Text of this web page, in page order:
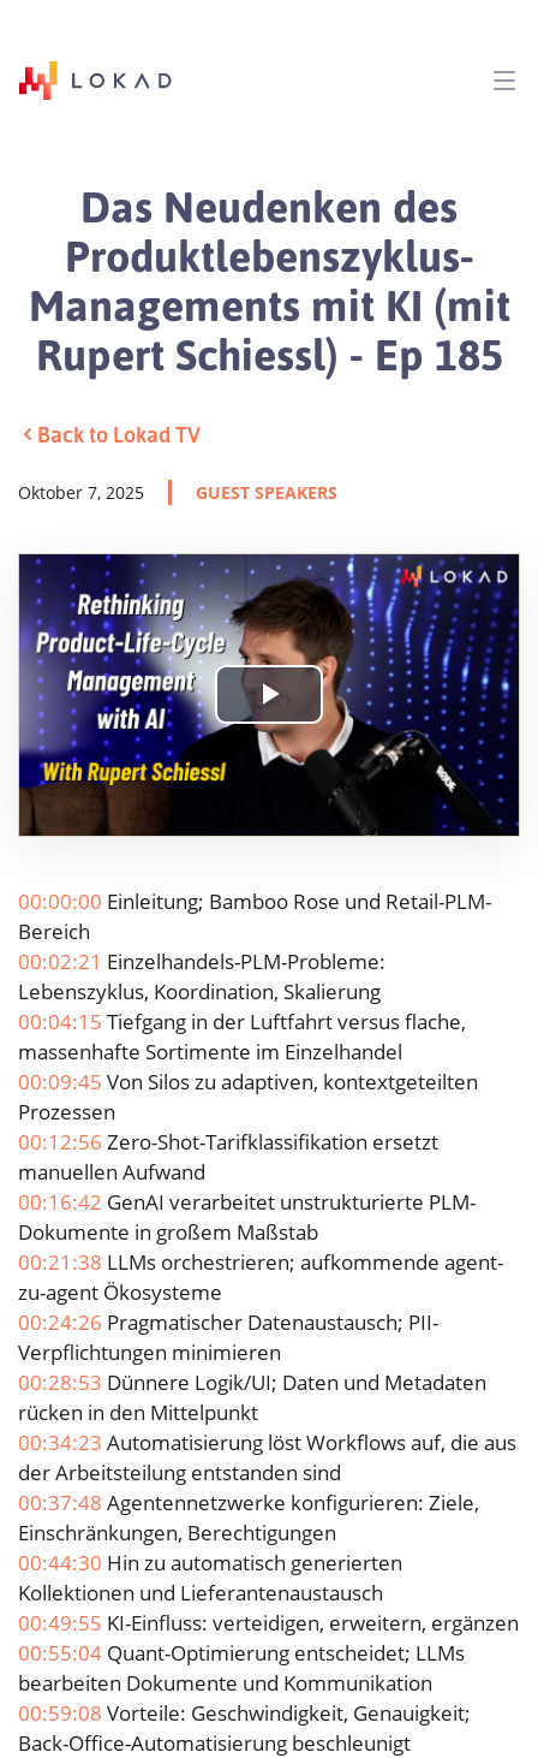
Das Neudenken des
Produktlebenszyklus-
Managements mit KI (mit
Rupert Schiessl) - Ep 185
Back to Lokad TV
Oktober 7, 2025 GUEST SPEAKERS
Play
Video
00:00:00 Einleitung; Bamboo Rose und Retail-PLM-
Bereich
00:02:21 Einzelhandels-PLM-Probleme:
Lebenszyklus, Koordination, Skalierung
00:04:15 Tiefgang in der Luftfahrt versus flache,
massenhafte Sortimente im Einzelhandel
00:09:45 Von Silos zu adaptiven, kontextgeteilten
Prozessen
00:12:56 Zero-Shot-Tarifklassifikation ersetzt
manuellen Aufwand
00:16:42 GenAI verarbeitet unstrukturierte PLM-
Dokumente in großem Maßstab
00:21:38 LLMs orchestrieren; aufkommende agent-
zu-agent Ökosysteme
00:24:26 Pragmatischer Datenaustausch; PII-
Verpflichtungen minimieren
00:28:53 Dünnere Logik/UI; Daten und Metadaten
rücken in den Mittelpunkt
00:34:23 Automatisierung löst Workflows auf, die aus
der Arbeitsteilung entstanden sind
00:37:48 Agentennetzwerke konfigurieren: Ziele,
Einschränkungen, Berechtigungen
00:44:30 Hin zu automatisch generierten
Kollektionen und Lieferantenaustausch
00:49:55 KI-Einfluss: verteidigen, erweitern, ergänzen
00:55:04 Quant-Optimierung entscheidet; LLMs
bearbeiten Dokumente und Kommunikation
00:59:08 Vorteile: Geschwindigkeit, Genauigkeit;
Back-Office-Automatisierung beschleunigt